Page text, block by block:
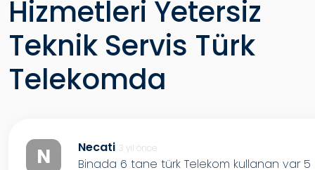
Hizmetleri Yetersiz
Teknik Servis Türk
Telekomda
N Necati 3 yıl önce
Binada 6 tane türk Telekom kullanan var 5